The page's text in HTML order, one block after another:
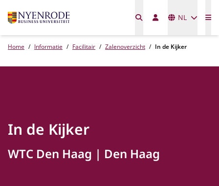
NL
Home Informatie Facilitair Zalenoverzicht In de Kijker
In de Kijker
WTC Den Haag Den Haag